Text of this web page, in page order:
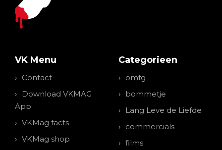
VK Menu
Contact
Download VKMAG
App
VKMag facts
VKMag shop
Categorieen
omfg
bommetje
Lang Leve de Liefde
commercials
films